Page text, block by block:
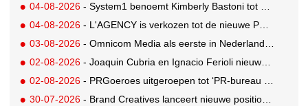
04-08-2026 - System1 benoemt Kimberly Bastoni tot Gobal Chief Commercial Officer
04-08-2026 - L'AGENCY is verkozen tot de nieuwe PR-partner van KoRo
03-08-2026 - Omnicom Media als eerste in Nederland actief met advertenties in ChatGPT
02-08-2026 - Joaquin Cubria en Ignacio Ferioli nieuwe Global CCO’s GUT, Renata Neumann Global Head of Production
02-08-2026 - PRGoeroes uitgeroepen tot ‘PR-bureau van het jaar 2026’
30-07-2026 - Brand Creatives lanceert nieuwe positionering: Create to Celebrate